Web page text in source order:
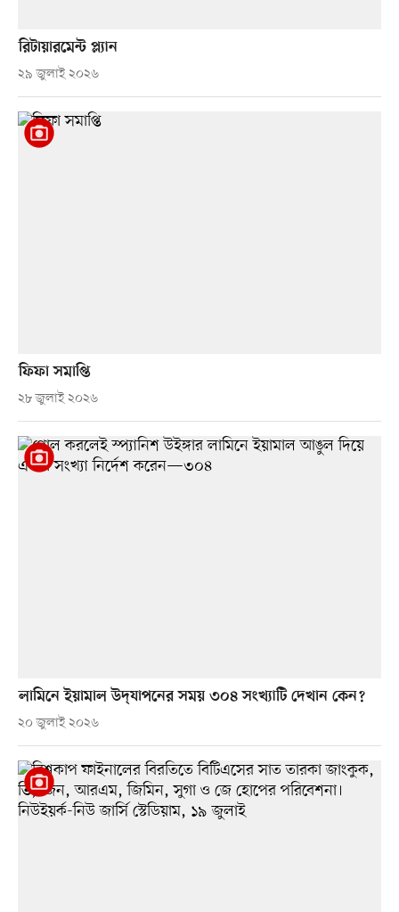
রিটায়ারমেন্ট প্ল্যান
২৯ জুলাই ২০২৬
ফিফা সমাপ্তি
২৮ জুলাই ২০২৬
লামিনে ইয়ামাল উদ্‌যাপনের সময় ৩০৪ সংখ্যাটি দেখান কেন?
২০ জুলাই ২০২৬